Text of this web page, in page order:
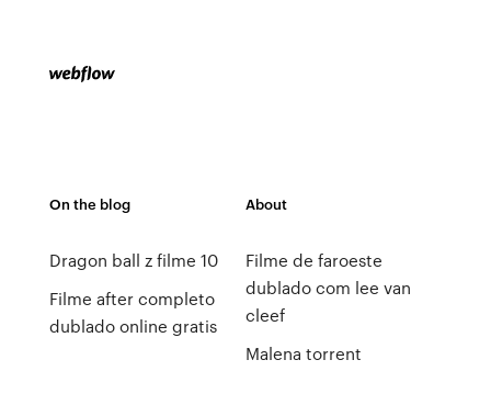
On the blog
Dragon ball z filme 10
Filme after completo
dublado online gratis
About
Filme de faroeste
dublado com lee van
cleef
Malena torrent